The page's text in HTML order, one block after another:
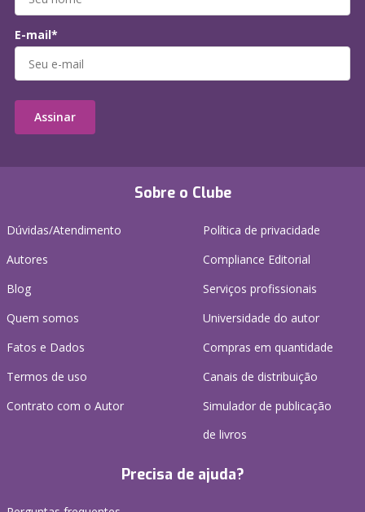
Sobre o Clube
Dúvidas/Atendimento
Autores
Blog
Quem somos
Fatos e Dados
Termos de uso
Contrato com o Autor
Política de privacidade
Compliance Editorial
Serviços profissionais
Universidade do autor
Compras em quantidade
Canais de distribuição
Simulador de publicação
de livros
Precisa de ajuda?
E-mail*
Assinar